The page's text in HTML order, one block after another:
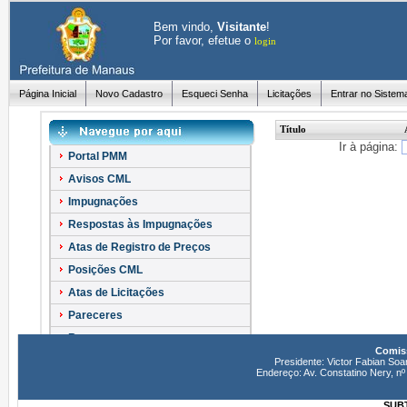
Bem vindo, Visitante!
Por favor, efetue o login
Página Inicial Novo Cadastro Esqueci Senha Licitações Entrar no
Portal PMM
Avisos CML
Impugnações
Respostas às Impugnações
Atas de Registro de Preços
Posições CML
Atas de Licitações
Pareceres
Recursos
Título
Ir à página:
Presidente: Victor Fabian
Endereço: Av. Constatino Nery,